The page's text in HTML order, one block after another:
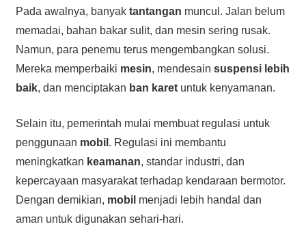
Pada awalnya, banyak tantangan muncul. Jalan belum
memadai, bahan bakar sulit, dan mesin sering rusak.
Namun, para penemu terus mengembangkan solusi.
Mereka memperbaiki mesin, mendesain suspensi lebih
baik, dan menciptakan ban karetuntuk kenyamanan.
Selain itu, pemerintah mulai membuat regulasi untuk
penggunaan mobil . Regulasi ini membantu
meningkatkan keamanan, standar industri, dan
kepercayaan masyarakat terhadap kendaraan bermotor.
Dengan demikian, mobil menjadi lebih handal dan
aman untuk digunakan sehari-hari.